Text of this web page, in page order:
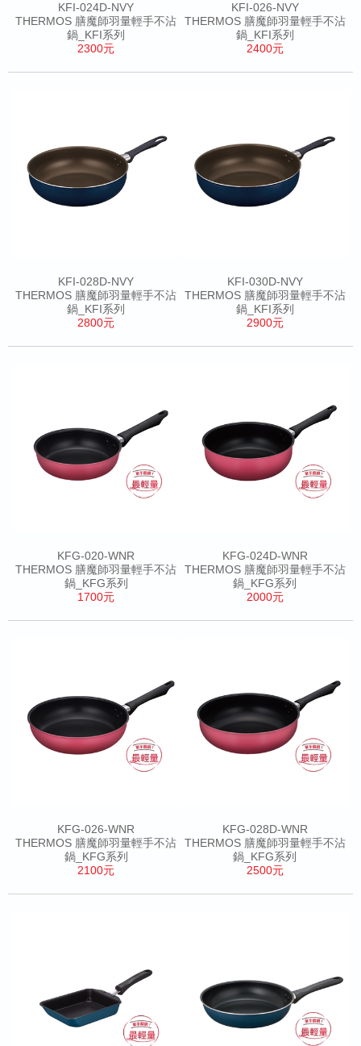
KFI-024D-NVY
THERMOS 膳魔師羽量輕手不沾
鍋_KFI系列
2300元
KFI-026-NVY
THERMOS 膳魔師羽量輕手不沾
鍋_KFI系列
2400元
KFI-028D-NVY
THERMOS 膳魔師羽量輕手不沾
鍋_KFI系列
2800元
KFI-030D-NVY
THERMOS 膳魔師羽量輕手不沾
鍋_KFI系列
2900元
KFG-020-WNR
THERMOS 膳魔師羽量輕手不沾
鍋_KFG系列
1700元
KFG-024D-WNR
THERMOS 膳魔師羽量輕手不沾
鍋_KFG系列
2000元
KFG-026-WNR
THERMOS 膳魔師羽量輕手不沾
鍋_KFG系列
2100元
KFG-028D-WNR
THERMOS 膳魔師羽量輕手不沾
鍋_KFG系列
2500元